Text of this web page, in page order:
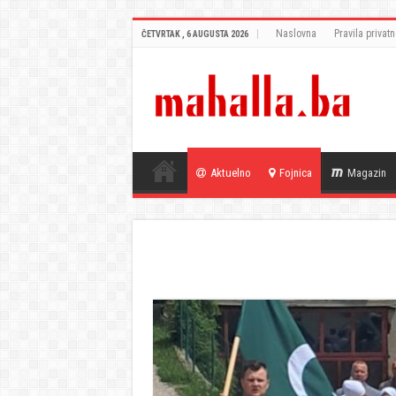
ČETVRTAK , 6 AUGUSTA 2026 Naslovna Pravila
Aktuelno Fojnica Magazin